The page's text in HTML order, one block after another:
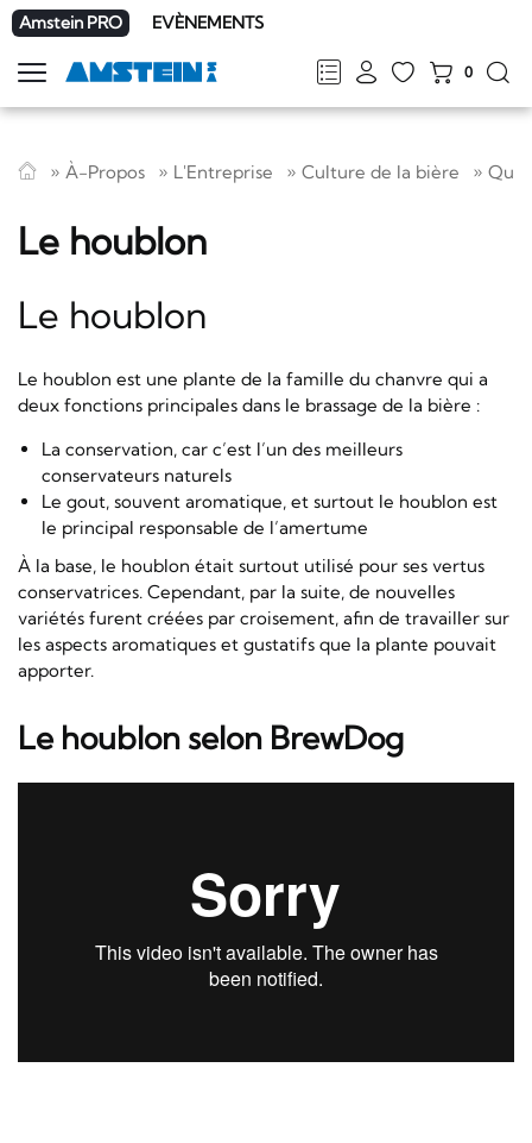
Amstein PRO EVÈNEMENTS
FRDEENIT
0
Afficher
la
À-Propos
L'Entreprise Culture de la bière
Le houblon
Le houblon
Le houblon est une plante de la famille du chanvre qui a
deux fonctions principales dans le brassage de la bière :
La conservation, car c’est l’un des meilleurs
conservateurs naturels
Le gout, souvent aromatique, et surtout le houblon est
le principal responsable de l’amertume
À la base, le houblon était surtout utilisé pour ses vertus
conservatrices. Cependant, par la suite, de nouvelles
variétés furent créées par croisement, afin de travailler sur
les aspects aromatiques et gustatifs que la plante pouvait
apporter.
Le houblon selon BrewDog